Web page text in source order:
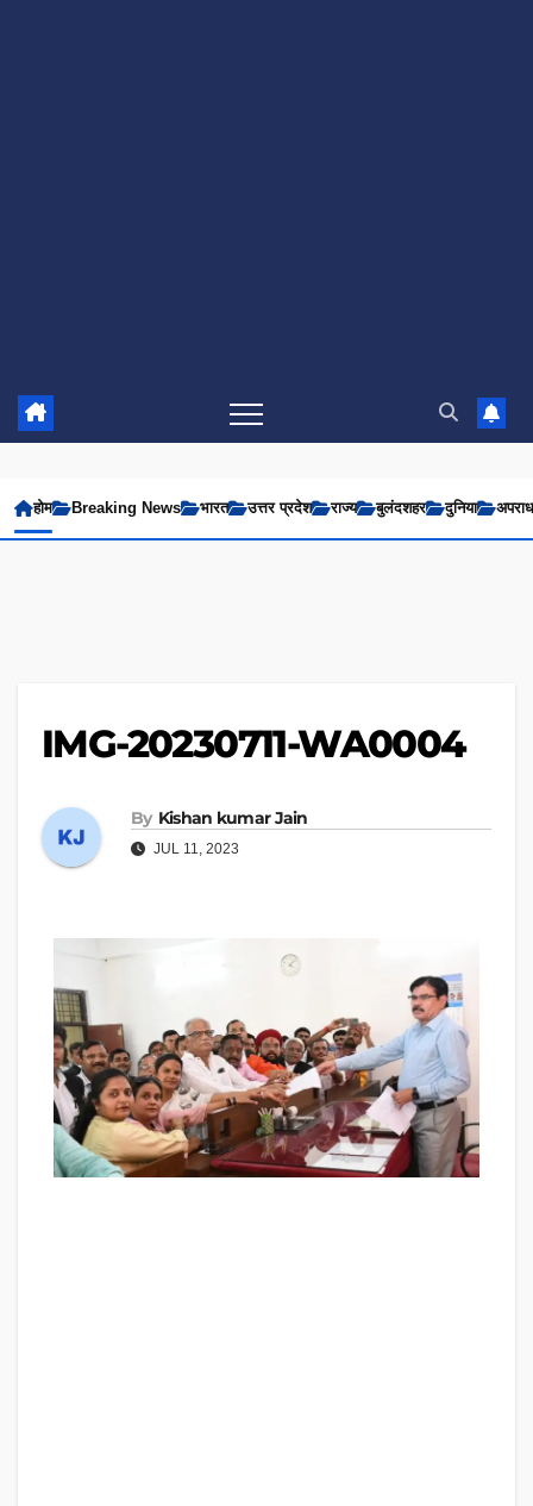
होम Breaking News भारत उत्तर प्रदेश राज्य बुलंदशहर दुनिया अपराध
IMG-20230711-WA0004
By Kishan kumar Jain
JUL 11, 2023